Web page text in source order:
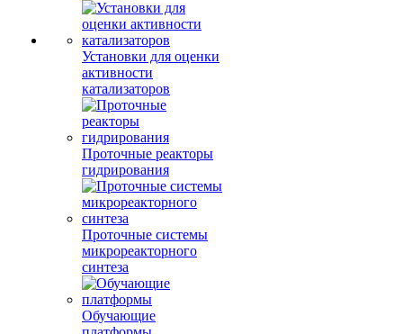
Установки для оценки
активности
катализаторов
Проточные реакторы
гидрирования
Проточные системы
микрореакторного
синтеза
Обучающие